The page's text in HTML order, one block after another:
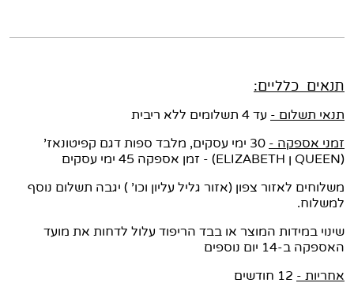
תנאים כלליים:
תנאי תשלום - עד 4 תשלומים ללא ריבית
זמני אספקה - 30 ימי עסקים,
מלבד ספות דגם קפיטונאז'
(QUEEN ן ELIZABETH) - זמן אספקה
45 ימי עסקים
משלוחים לאזור צפון (אזור גליל עליון וכו' ) יגבה תשלום נוסף
למשלוח.
שינוי במידות המוצר או בבד הריפוד עלול לדחות את מועד
האספקה ב-14 יום נוספים
אחריות -